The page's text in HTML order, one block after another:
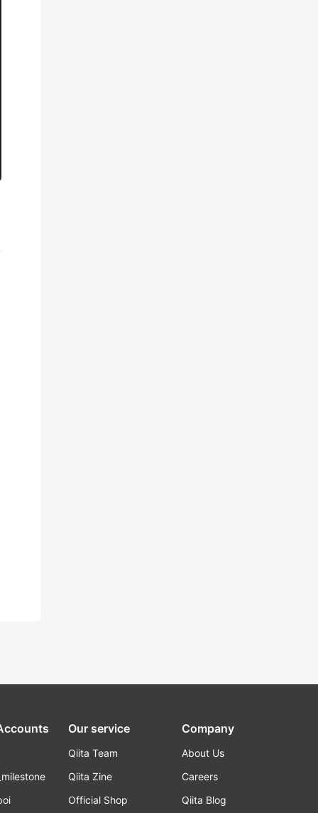
Our service
Qiita Team
Qiita Zine
Official Shop
Company
About Us
Careers
Qiita Blog